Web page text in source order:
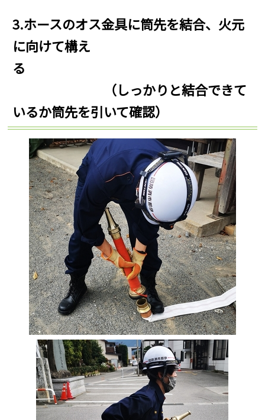
3.ホースのオス金具に筒先を結合、火元
に向けて構え
る
（しっかりと結合できて
いるか筒先を引いて確認）